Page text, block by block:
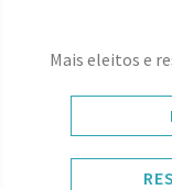
Mais eleitos e